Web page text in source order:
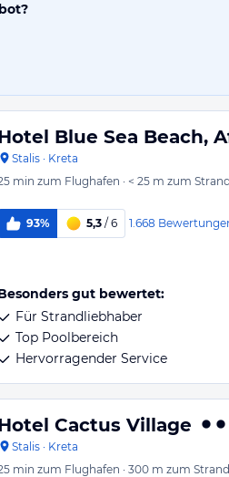
Blue Sea Beach,
Stalis · Kreta
min zum Flughafen · < 25 m zum
93% 5,3 / 6 1.668
gut bewertet:
Für Strandliebhaber
Top Poolbereich
Hervorragender Service
Cactus Village
Stalis · Kreta
min zum Flughafen · 300 m zum Strand